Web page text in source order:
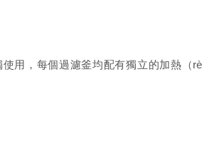
用，每個過濾釜均配有獨立的加熱（